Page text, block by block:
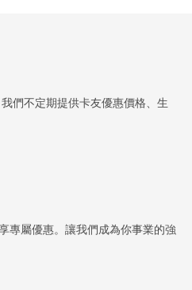
們不定期提供卡友優惠價格、生
專屬優惠。讓我們成為你事業的強